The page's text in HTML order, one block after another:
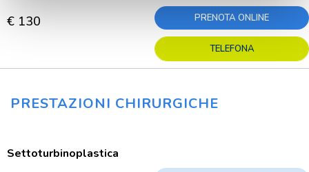
€ 130 PRENOTA ONLINE
TELEFONA
PRESTAZIONI CHIRURGICHE
Settoturbinoplastica